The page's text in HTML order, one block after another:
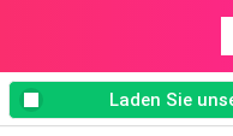
Laden Sie